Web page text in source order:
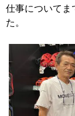
仕事についてま
た。